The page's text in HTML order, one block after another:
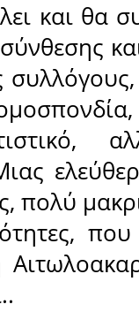
και θα
πολύ
που